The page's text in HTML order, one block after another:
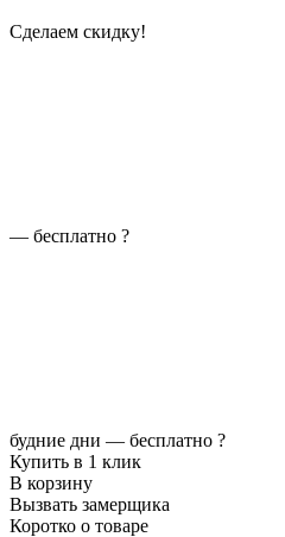
Сделаем скидку!
— бесплатно ?
будние дни — бесплатно ?
Купить в 1 клик
В корзину
Вызвать замерщика
Коротко о товаре